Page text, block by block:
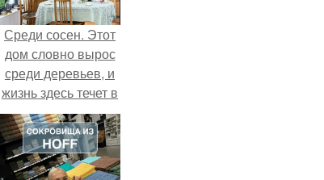
Среди сосен. Этот
дом словно вырос
среди деревьев, и
жизнь здесь течет в
собственном ритме
- спокойно, без
спешки и лишнего
шума.